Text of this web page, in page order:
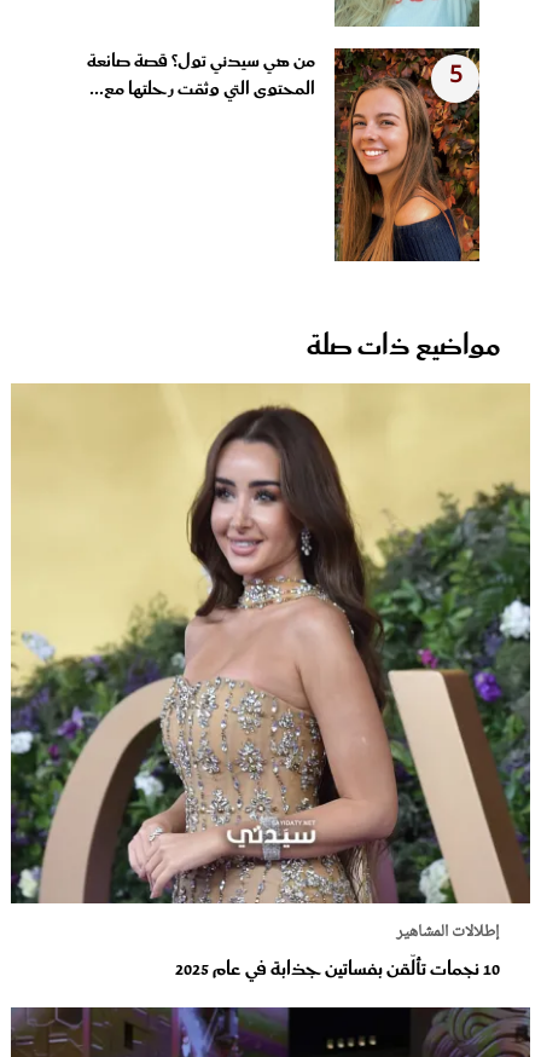
5
من هي سيدني تول؟ قصة صانعة
المحتوى التي وثقت رحلتها مع...
مواضيع ذات صلة
إطلالات المشاهير
10 نجمات تألّقن بفساتين جذابة في عام 2025